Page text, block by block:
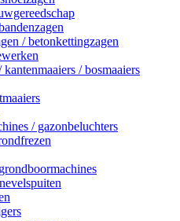
/ betonkettingzagen
/ bosmaaiers
/ gazonbeluchters